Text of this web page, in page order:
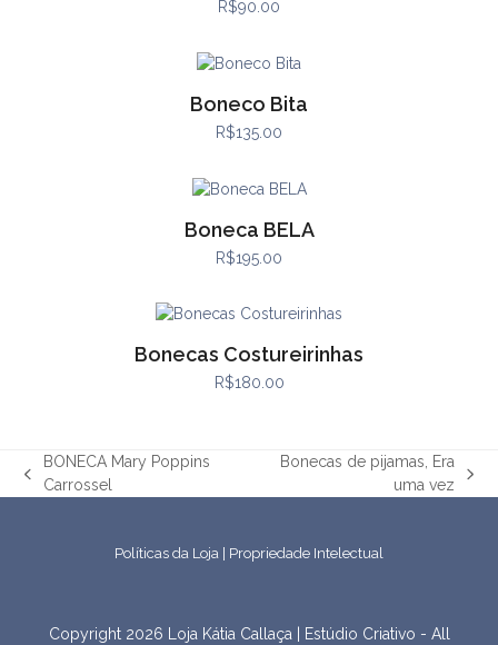
R$90.00
Boneco Bita
R$135.00
Boneca BELA
R$195.00
Bonecas Costureirinhas
R$180.00
previous
BONECA Mary Poppins
Carrossel
Bonecas de pijamas, Era
uma vez
Políticas da Loja Propriedade Intelectual
Copyright 2026 Loja Kátia Callaça | Estúdio Criativo - All